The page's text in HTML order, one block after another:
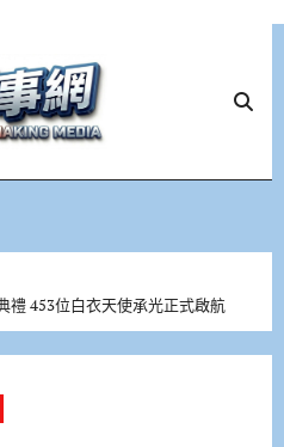
禮 453位白衣天使承光正式啟航